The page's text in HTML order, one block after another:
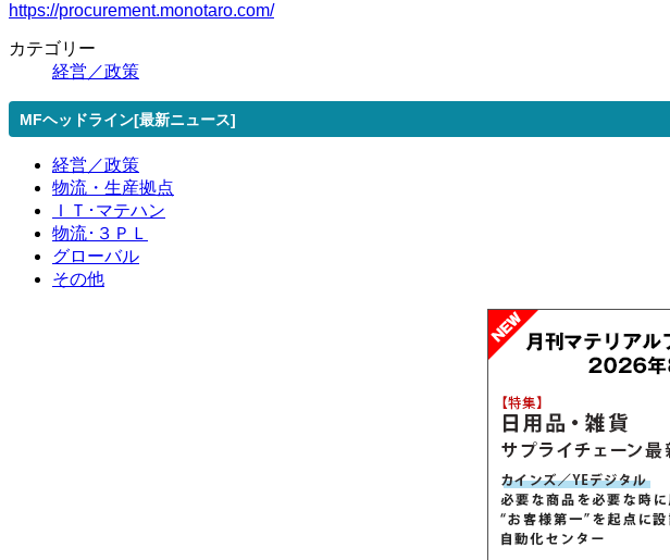
https://procurement.monotaro.com/
カテゴリー
経営／政策
MFヘッドライン[最新ニュース]
経営／政策
物流・生産拠点
ＩＴ･マテハン
物流･３ＰＬ
グローバル
その他